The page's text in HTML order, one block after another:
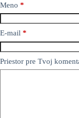
Meno *
E-mail *
Priestor pre Tvoj